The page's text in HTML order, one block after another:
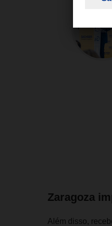
Zaragoza
Além disso,